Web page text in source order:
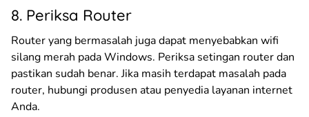
8. Periksa Router
Router yang bermasalah juga dapat menyebabkan wifi
silang merah pada Windows. Periksa setingan router dan
pastikan sudah benar. Jika masih terdapat masalah pada
router, hubungi produsen atau penyedia layanan internet
Anda.